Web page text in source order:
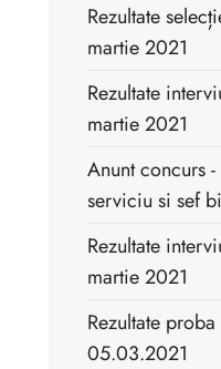
Rezultate
martie 2021
Rezultate
martie 2021
Anunt concurs
serviciu si sef
Rezultate
martie 2021
Rezultate
05.03.2021